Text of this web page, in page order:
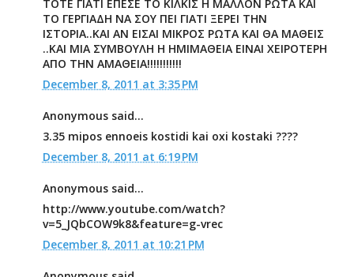
ΤΟΤΕ ΓΙΑΤΙ ΕΠΕΣΕ ΤΟ ΚΙΛΚΙΣ Η ΜΑΛΛΟΝ ΡΩΤΑ ΚΑΙ
ΤΟ ΓΕΡΓΙΑΔΗ ΝΑ ΣΟΥ ΠΕΙ ΓΙΑΤΙ ΞΕΡΕΙ ΤΗΝ
ΙΣΤΟΡΙΑ..ΚΑΙ ΑΝ ΕΙΣΑΙ ΜΙΚΡΟΣ ΡΩΤΑ ΚΑΙ ΘΑ ΜΑΘΕΙΣ
..ΚΑΙ ΜΙΑ ΣΥΜΒΟΥΛΗ Η ΗΜΙΜΑΘΕΙΑ ΕΙΝΑΙ ΧΕΙΡΟΤΕΡΗ
ΑΠΟ ΤΗΝ ΑΜΑΘΕΙΑ!!!!!!!!!!!
December 8, 2011 at 3:35 PM
Anonymous said...
3.35 mipos ennoeis kostidi kai oxi kostaki ????
December 8, 2011 at 6:19 PM
Anonymous said...
http://www.youtube.com/watch?
v=5_JQbCOW9k8&feature=g-vrec
December 8, 2011 at 10:21 PM